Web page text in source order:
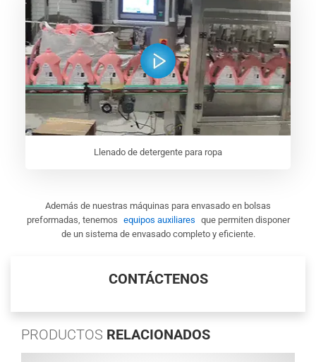
Llenado de detergente para ropa
Además de nuestras máquinas para envasado en bolsas
preformadas, tenemos equipos auxiliares que permiten disponer
de un sistema de envasado completo y eficiente.
CONTÁCTENOS
PRODUCTOS RELACIONADOS